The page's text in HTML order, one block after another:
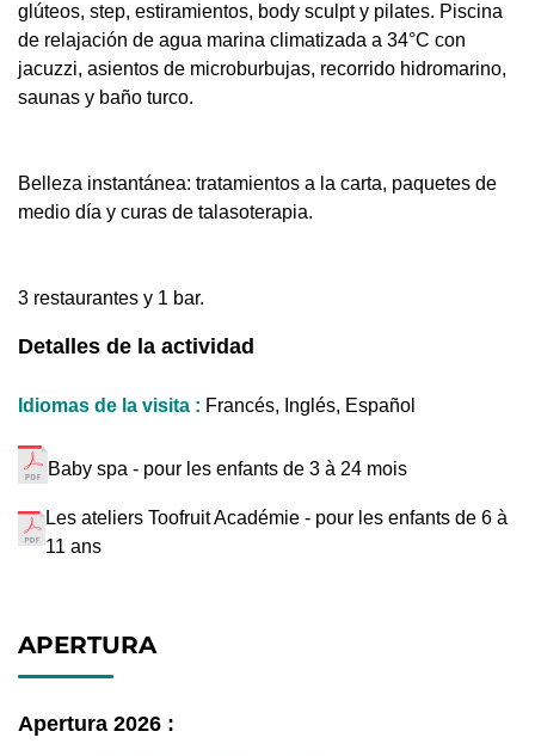
glúteos, step, estiramientos, body sculpt y pilates. Piscina
de relajación de agua marina climatizada a 34°C con
jacuzzi, asientos de microburbujas, recorrido hidromarino,
saunas y baño turco.
Belleza instantánea: tratamientos a la carta, paquetes de
medio día y curas de talasoterapia.
3 restaurantes y 1 bar.
Detalles de la actividad
Idiomas de la visita : Francés, Inglés, Español
Baby spa - pour les enfants de 3 à 24 mois
Les ateliers Toofruit Académie - pour les enfants de 6 à
11 ans
APERTURA
Apertura 2026 :